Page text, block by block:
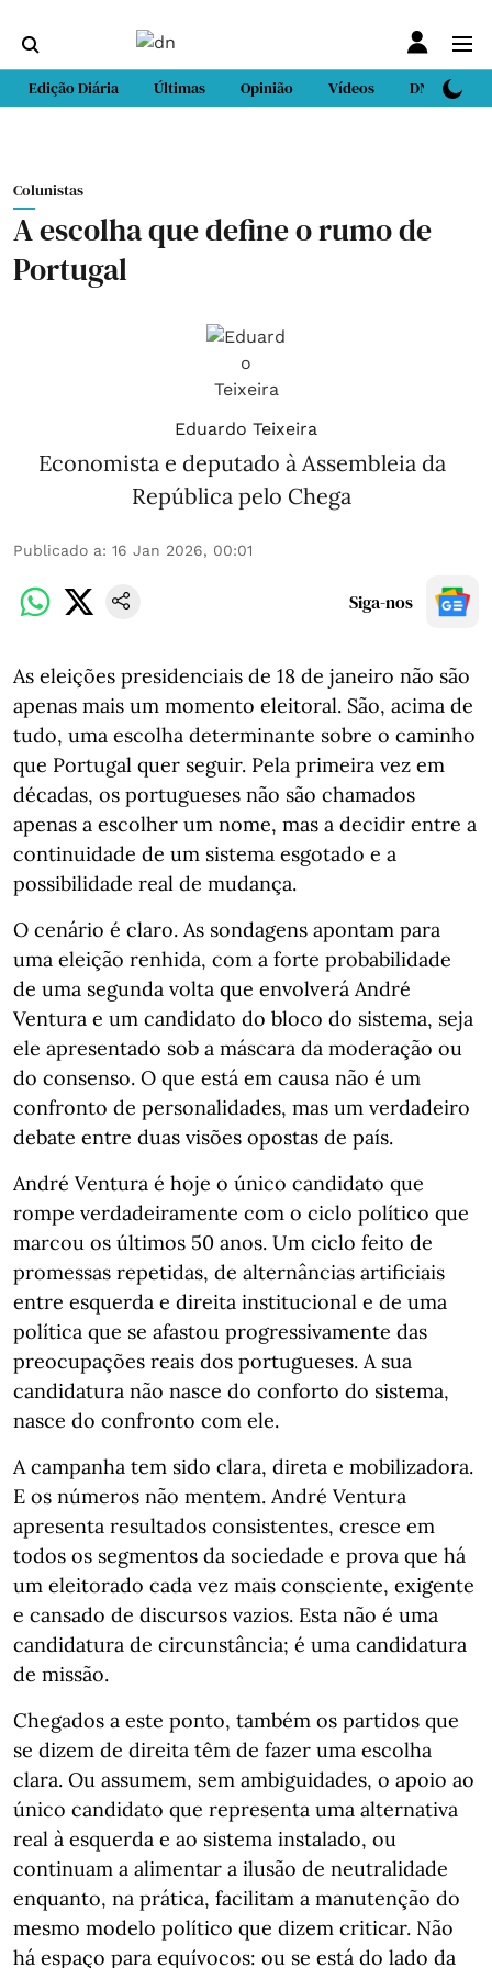
Edição Diária Últimas Opinião Vídeos DN Sport
Colunistas
A escolha que define o rumo de
Portugal
Eduardo Teixeira
Economista e deputado à Assembleia da
República pelo Chega
Publicado a: 16 Jan 2026, 00:01
Siga-nos
As eleições presidenciais de 18 de janeiro não são
apenas mais um momento eleitoral. São, acima de
tudo, uma escolha determinante sobre o caminho
que Portugal quer seguir. Pela primeira vez em
décadas, os portugueses não são chamados
apenas a escolher um nome, mas a decidir entre a
continuidade de um sistema esgotado e a
possibilidade real de mudança.
O cenário é claro. As sondagens apontam para
uma eleição renhida, com a forte probabilidade
de uma segunda volta que envolverá André
Ventura e um candidato do bloco do sistema, seja
ele apresentado sob a máscara da moderação ou
do consenso. O que está em causa não é um
confronto de personalidades, mas um verdadeiro
debate entre duas visões opostas de país.
André Ventura é hoje o único candidato que
rompe verdadeiramente com o ciclo político que
marcou os últimos 50 anos. Um ciclo feito de
promessas repetidas, de alternâncias artificiais
entre esquerda e direita institucional e de uma
política que se afastou progressivamente das
preocupações reais dos portugueses. A sua
candidatura não nasce do conforto do sistema,
nasce do confronto com ele.
A campanha tem sido clara, direta e mobilizadora.
E os números não mentem. André Ventura
apresenta resultados consistentes, cresce em
todos os segmentos da sociedade e prova que há
um eleitorado cada vez mais consciente, exigente
e cansado de discursos vazios. Esta não é uma
candidatura de circunstância; é uma candidatura
de missão.
Chegados a este ponto, também os partidos que
se dizem de direita têm de fazer uma escolha
clara. Ou assumem, sem ambiguidades, o apoio ao
único candidato que representa uma alternativa
real à esquerda e ao sistema instalado, ou
continuam a alimentar a ilusão de neutralidade
enquanto, na prática, facilitam a manutenção do
mesmo modelo político que dizem criticar. Não
há espaço para equívocos: ou se está do lado da